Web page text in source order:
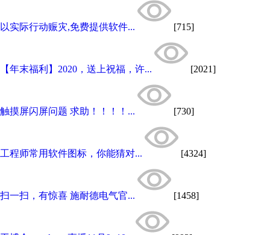
以实际行动赈灾,免费提供软件... [715]
【年末福利】2020，送上祝福，许... [2021]
触摸屏闪屏问题 求助！！！！... [730]
工程师常用软件图标，你能猜对... [4324]
扫一扫，有惊喜 施耐德电气官... [1458]